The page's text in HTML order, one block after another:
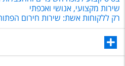
יכולים להשתתף בהן ותקציב.
תכננו מראש
ערכו מסלול מפורט והזמינו את
והתחבורה שלכם זמן רב מראש כדי
האחרון. זכרו כי חלק מהיעדים
שירות מקצועי, אנושי ואכפתי
רק ללקוחות אשת: שירות חירום הפתוח